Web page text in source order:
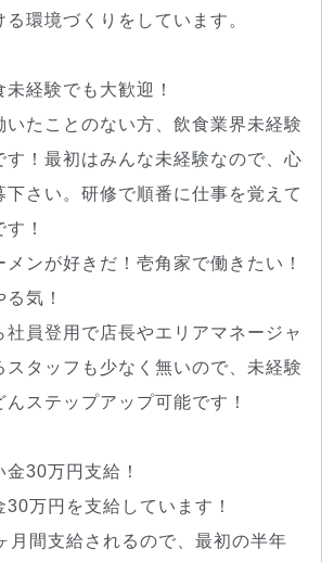
環境づくりをしています。
経験でも大歓迎！
いたことのない方、飲食業界未経験
す！最初はみんな未経験なので、心
下さい。研修で順番に仕事を覚えて
！
ンが好きだ！壱角家で働きたい！
気！
社員登用で店長やエリアマネージャ
スタッフも少なく無いので、未経験
ステップアップ可能です！
30万円支給！
万円を支給しています！
月間支給されるので、最初の半年